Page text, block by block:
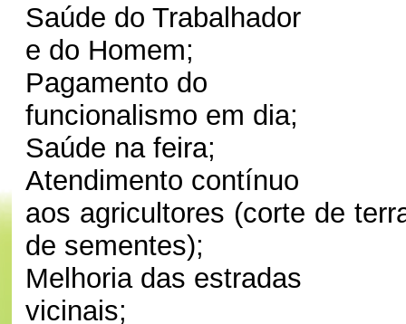
Saúde do Trabalhador
e do Homem;
Pagamento do
funcionalismo em dia;
Saúde na feira;
Atendimento contínuo
aos agricultores (corte de
de sementes);
Melhoria das estradas
vicinais;